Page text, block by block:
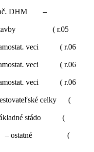
DHM –
( r.05
veci ( r.06
veci ( r.06
veci ( r.06
celky (
stádo (
ostatné (